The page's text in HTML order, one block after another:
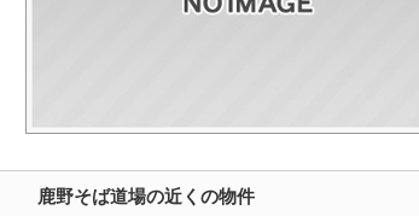
鹿野そば道場の近くの物件